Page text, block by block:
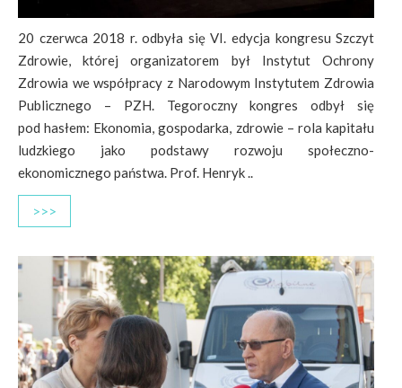
20 czerwca 2018 r. odbyła się VI. edycja kongresu Szczyt
Zdrowie, której organizatorem był Instytut Ochrony
Zdrowia we współpracy z Narodowym Instytutem Zdrowia
Publicznego – PZH. Tegoroczny kongres odbył się
pod hasłem: Ekonomia, gospodarka, zdrowie – rola kapitału
ludzkiego jako podstawy rozwoju społeczno-
ekonomicznego państwa. Prof. Henryk ..
>>>